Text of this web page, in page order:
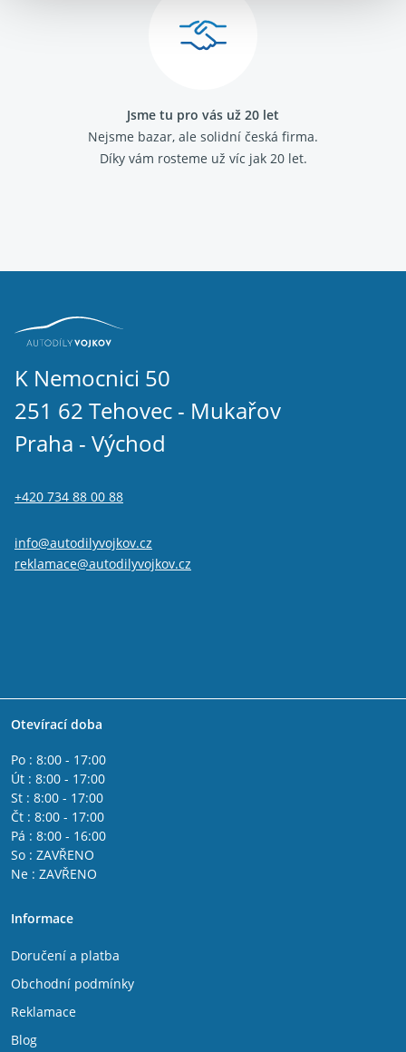
Jsme tu pro vás už 20 let
Nejsme bazar, ale solidní česká firma.
Díky vám rosteme už víc jak 20 let.
K Nemocnici 50
251 62 Tehovec - Mukařov
Praha - Východ
+420 734 88 00 88
info@autodilyvojkov.cz
reklamace@autodilyvojkov.cz
Otevírací doba
Po : 8:00 - 17:00
Út : 8:00 - 17:00
St : 8:00 - 17:00
Čt : 8:00 - 17:00
Pá : 8:00 - 16:00
So : ZAVŘENO
Ne : ZAVŘENO
Informace
Doručení a platba
Obchodní podmínky
Reklamace
Blog